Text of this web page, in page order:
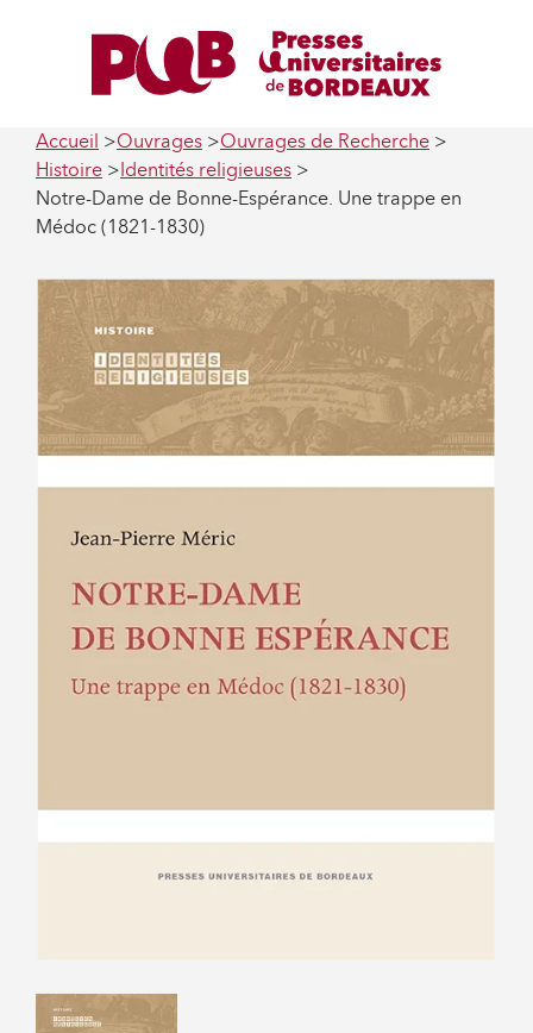
Accueil Ouvrages
Ouvrages de Recherche
Histoire
Identités religieuses
Notre-Dame de Bonne-Espérance. Une trappe en
Médoc (1821-1830)